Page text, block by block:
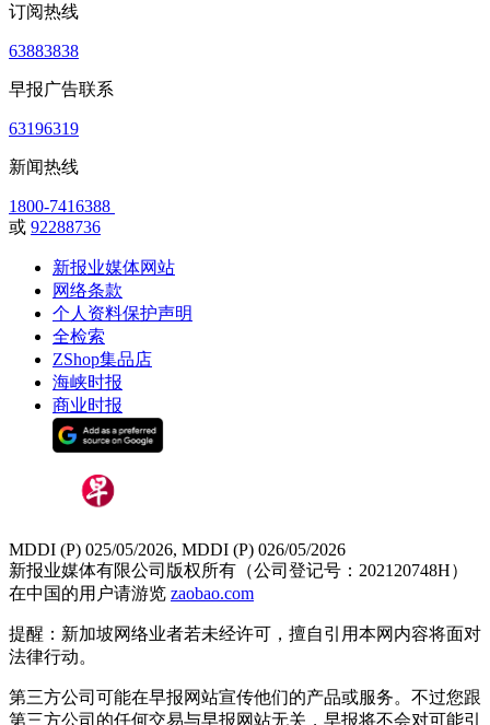
订阅热线
63883838
早报广告联系
63196319
新闻热线
1800-7416388
或 92288736
新报业媒体网站
网络条款
个人资料保护声明
全检索
ZShop集品店
海峡时报
商业时报
MDDI (P) 025/05/2026, MDDI (P) 026/05/2026
新报业媒体有限公司版权所有（公司登记号：202120748H）
在中国的用户请游览 zaobao.com
提醒：新加坡网络业者若未经许可，擅自引用本网内容将面对
法律行动。
第三方公司可能在早报网站宣传他们的产品或服务。不过您跟
第三方公司的任何交易与早报网站无关，早报将不会对可能引